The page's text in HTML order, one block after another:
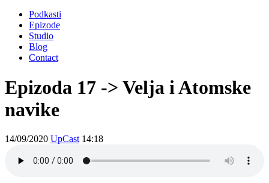
Podkasti
Epizode
Studio
Blog
Contact
Epizoda 17 -> Velja i Atomske
navike
14/09/2020 UpCast 14:18